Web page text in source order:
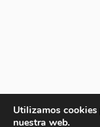
Utilizamos
nuestra web.